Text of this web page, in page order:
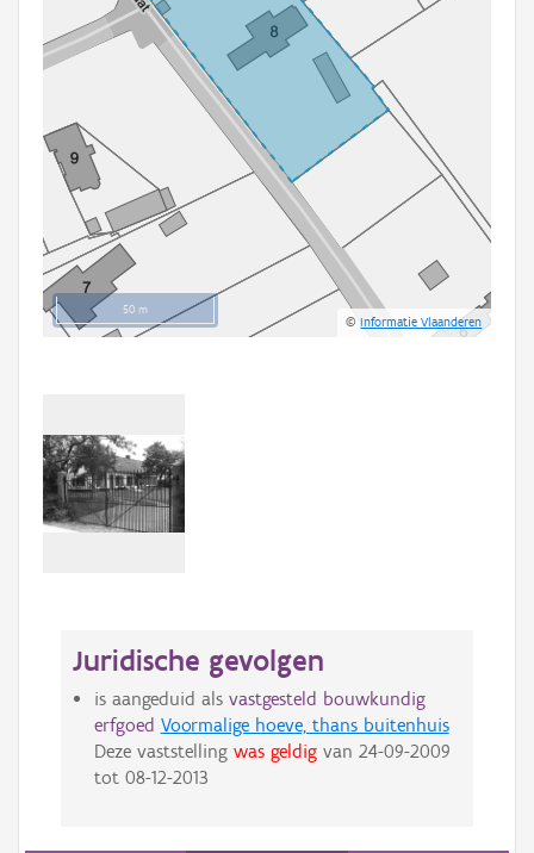
50 m
©Informatie Vlaanderen
Juridische gevolgen
is aangeduid als vastgesteld bouwkundig
erfgoed Voormalige hoeve, thans buitenhuis
Deze vaststelling was geldigvan 24-09-2009
tot 08-12-2013